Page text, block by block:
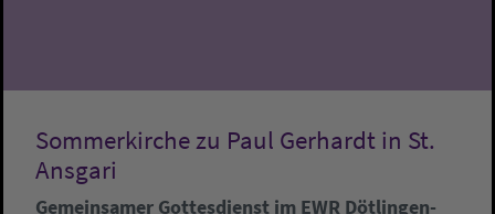
Sommerkirche zu Paul Gerhardt in St.
Ansgari
Gemeinsamer Gottesdienst im EWR Dötlingen-